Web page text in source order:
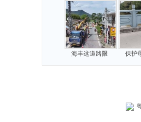
海丰这道路限 保护